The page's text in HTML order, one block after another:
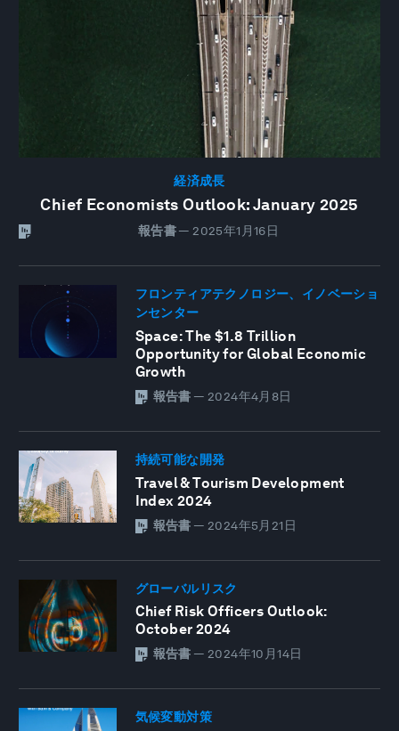
経済成長
Chief Economists Outlook: January 2025
報告書— 2025年1月16日
フロンティアテクノロジー、イノベーショ
ンセンター
Space: The $1.8 Trillion
Opportunity for Global Economic
Growth
報告書 — 2024年4月8日
持続可能な開発
Travel & Tourism Development
Index 2024
報告書 — 2024年5月21日
グローバルリスク
Chief Risk Officers Outlook:
October 2024
報告書 — 2024年10月14日
気候変動対策